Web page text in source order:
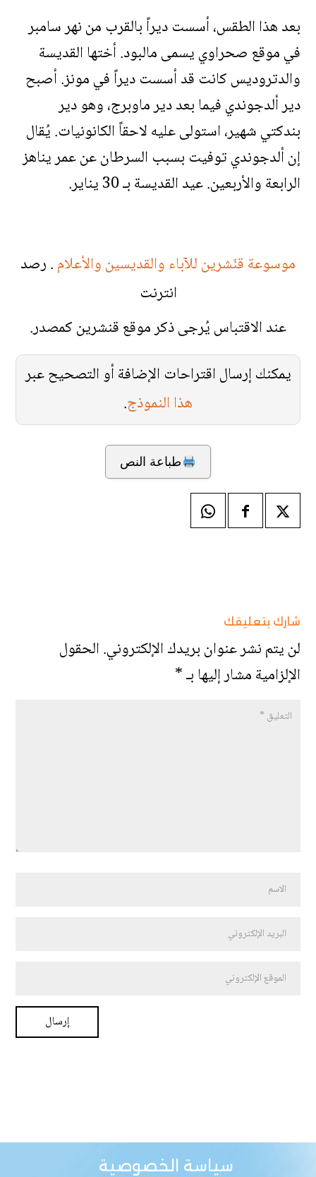
بعد هذا الطقس، أسست ديراً بالقرب من نهر سامبر
في موقع صحراوي يسمى مالبود. أختها القديسة
والدتروديس كانت قد أسست ديراً في مونز. أصبح
دير ألدجوندي فيما بعد دير ماوبرج، وهو دير
بندكتي شهير، استولى عليه لاحقاً الكانونيات. يُقال
إن ألدجوندي توفيت بسبب السرطان عن عمر يناهز
الرابعة والأربعين. عيد القديسة بـ 30 يناير.
موسوعة قنّشرين للآباء والقديسين والأعلام. رصد
انترنت
عند الاقتباس يُرجى ذكر موقع قنشرين كمصدر.
يمكنك إرسال اقتراحات الإضافة أو التصحيح عبر
هذا النموذج.
طباعة النص
شارك بتعليقك
لن يتم نشر عنوان بريدك الإلكتروني.الحقول
الإلزامية مشار إليها بـ*
سياسة الخصوصية